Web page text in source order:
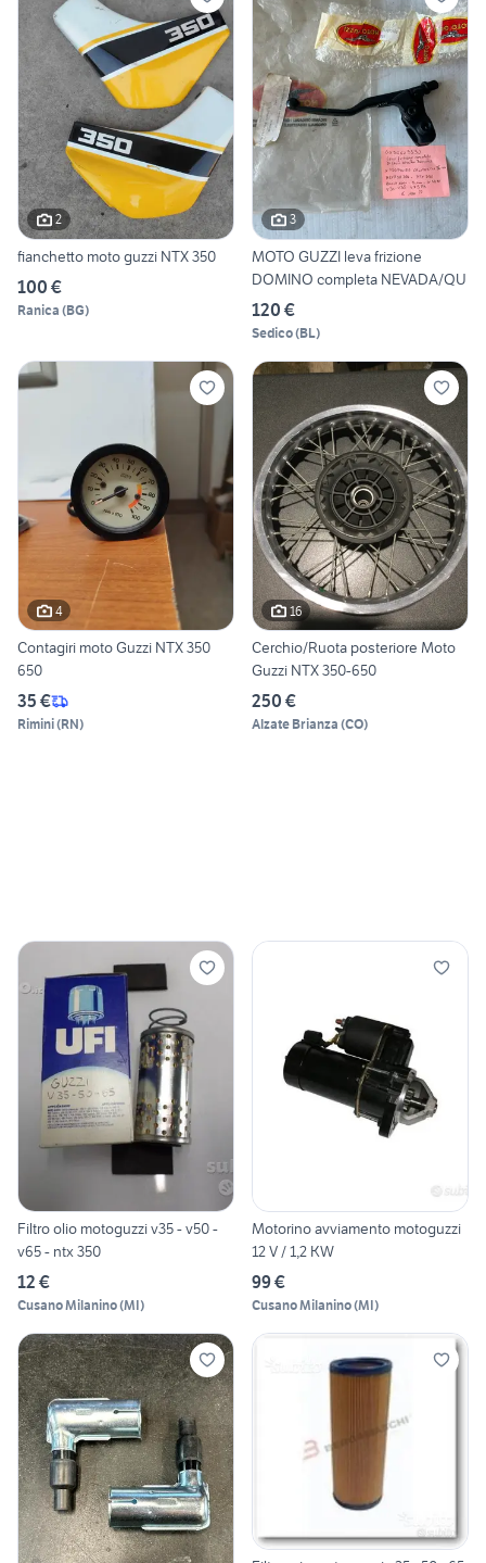
2
fianchetto moto guzzi NTX 350
100 €
Ranica (BG)
3
MOTO GUZZI leva frizione
DOMINO completa NEVADA/QU
120 €
Sedico(BL)
4
Contagiri moto Guzzi NTX 350
650
35 €
Rimini(RN)
16
Cerchio/Ruota posteriore Moto
Guzzi NTX 350-650
250 €
Alzate Brianza (CO)
Filtro olio motoguzzi v35 - v50 -
v65 - ntx 350
12 €
Cusano Milanino(MI)
Motorino avviamento motoguzzi
12 V / 1,2 KW
99 €
Cusano Milanino(MI)